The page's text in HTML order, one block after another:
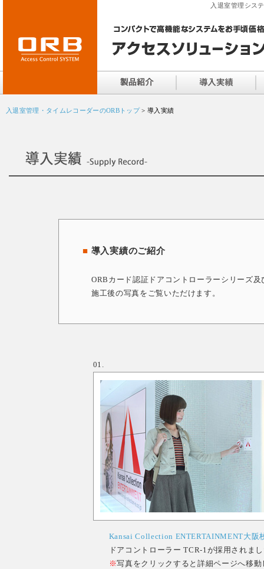
入退室管理シス
入退室管理・タイムレコーダーのORBトップ> 導入実績
■ 導入実績のご紹介
ORBカード認証ドアコントローラーシリーズ
施工後の写真をご覧いただけます。
01.
Kansai Collection ENTERTAINMENT大阪
ドアコントローラー TCR-1が採用されまし
※写真をクリックすると詳細ページへ移動